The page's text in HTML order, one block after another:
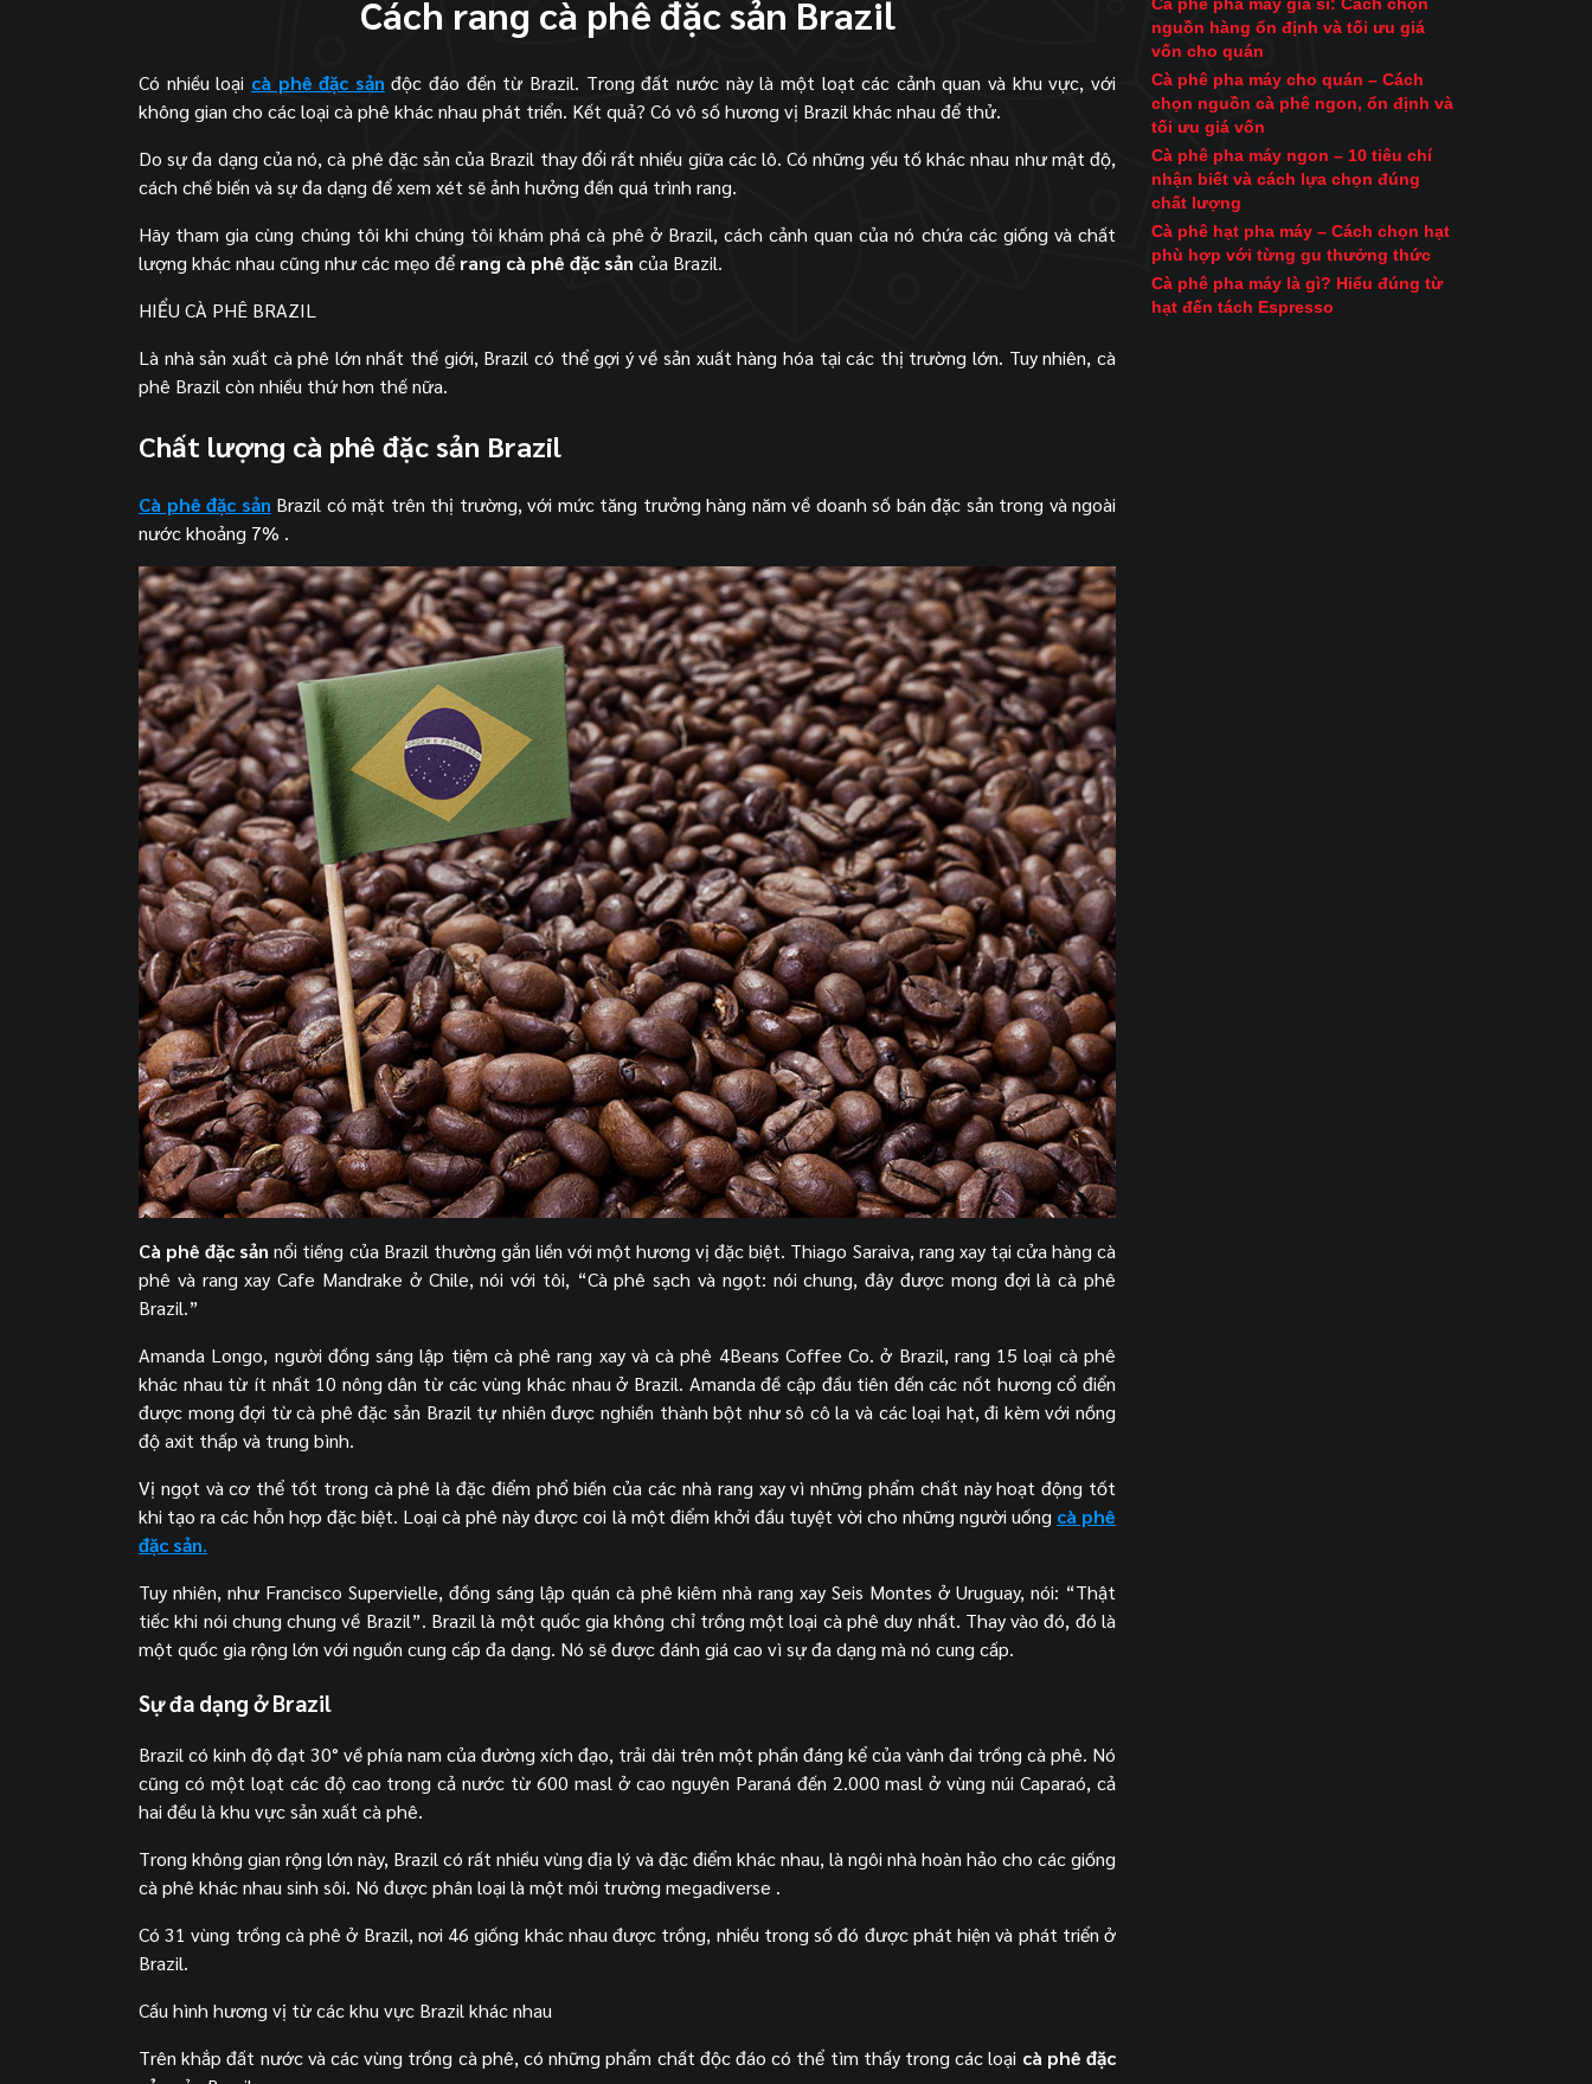
Cách rang cà phê đặc sản Brazil
Có nhiều loại cà phê đặc sản độc đáo đến từ Brazil. Trong đất nước này là một loạt các cảnh quan và khu vực, với
không gian cho các loại cà phê khác nhau phát triển. Kết quả? Có vô số hương vị Brazil khác nhau để thử.
Do sự đa dạng của nó, cà phê đặc sản của Brazil thay đổi rất nhiều giữa các lô. Có những yếu tố khác nhau như mật độ,
cách chế biến và sự đa dạng để xem xét sẽ ảnh hưởng đến quá trình rang.
Hãy tham gia cùng chúng tôi khi chúng tôi khám phá cà phê ở Brazil, cách cảnh quan của nó chứa các giống và chất
lượng khác nhau cũng như các mẹo để rang cà phê đặc sản của Brazil.
HIỂU CÀ PHÊ BRAZIL
Là nhà sản xuất cà phê lớn nhất thế giới, Brazil có thể gợi ý về sản xuất hàng hóa tại các thị trường lớn. Tuy nhiên, cà
phê Brazil còn nhiều thứ hơn thế nữa.
Chất lượng cà phê đặc sản Brazil
Cà phê đặc sản Brazil có mặt trên thị trường, với mức tăng trưởng hàng năm về doanh số bán đặc sản trong và ngoài
nước khoảng 7% .
Cà phê đặc sản nổi tiếng của Brazil thường gắn liền với một hương vị đặc biệt. Thiago Saraiva, rang xay tại cửa hàng cà
phê và rang xay Cafe Mandrake ở Chile, nói với tôi, “Cà phê sạch và ngọt: nói chung, đây được mong đợi là cà phê
Brazil.”
Amanda Longo, người đồng sáng lập tiệm cà phê rang xay và cà phê 4Beans Coffee Co. ở Brazil, rang 15 loại cà phê
khác nhau từ ít nhất 10 nông dân từ các vùng khác nhau ở Brazil. Amanda đề cập đầu tiên đến các nốt hương cổ điển
được mong đợi từ cà phê đặc sản Brazil tự nhiên được nghiền thành bột như sô cô la và các loại hạt, đi kèm với nồng
độ axit thấp và trung bình.
Vị ngọt và cơ thể tốt trong cà phê là đặc điểm phổ biến của các nhà rang xay vì những phẩm chất này hoạt động tốt
khi tạo ra các hỗn hợp đặc biệt. Loại cà phê này được coi là một điểm khởi đầu tuyệt vời cho những người uống cà phê
đặc sản.
Tuy nhiên, như Francisco Supervielle, đồng sáng lập quán cà phê kiêm nhà rang xay Seis Montes ở Uruguay, nói: “Thật
tiếc khi nói chung chung về Brazil”. Brazil là một quốc gia không chỉ trồng một loại cà phê duy nhất. Thay vào đó, đó là
một quốc gia rộng lớn với nguồn cung cấp đa dạng. Nó sẽ được đánh giá cao vì sự đa dạng mà nó cung cấp.
Sự đa dạng ở Brazil
Brazil có kinh độ đạt 30° về phía nam của đường xích đạo, trải dài trên một phần đáng kể của vành đai trồng cà phê. Nó
cũng có một loạt các độ cao trong cả nước từ 600 masl ở cao nguyên Paraná đến 2.000 masl ở vùng núi Caparaó, cả
hai đều là khu vực sản xuất cà phê.
Trong không gian rộng lớn này, Brazil có rất nhiều vùng địa lý và đặc điểm khác nhau, là ngôi nhà hoàn hảo cho các giống
cà phê khác nhau sinh sôi. Nó được phân loại là một môi trường megadiverse .
Có 31 vùng trồng cà phê ở Brazil, nơi 46 giống khác nhau được trồng, nhiều trong số đó được phát hiện và phát triển ở
Brazil.
Cấu hình hương vị từ các khu vực Brazil khác nhau
Trên khắp đất nước và các vùng trồng cà phê, có những phẩm chất độc đáo có thể tìm thấy trong các loại cà phê đặc
nguồn hàng ổn định và tối ưu giá
vốn cho quán
Cà phê pha máy cho quán – Cách
chọn nguồn cà phê ngon, ổn định và
tối ưu giá vốn
Cà phê pha máy ngon – 10 tiêu chí
nhận biết và cách lựa chọn đúng
chất lượng
Cà phê hạt pha máy – Cách chọn hạt
phù hợp với từng gu thưởng thức
Cà phê pha máy là gì? Hiểu đúng từ
hạt đến tách Espresso